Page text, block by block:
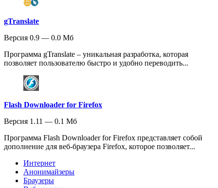
gTranslate
Версия 0.9 — 0.0 Мб
Программа gTranslate – уникальная разработка, которая
позволяет пользователю быстро и удобно переводить...
Flash Downloader for Firefox
Версия 1.11 — 0.1 Мб
Программа Flash Downloader for Firefox представляет собой
дополнение для веб-браузера Firefox, которое позволяет...
Интернет
Анонимайзеры
Браузеры